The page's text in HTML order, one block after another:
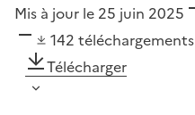
Mis à jour le 25 juin 2025
142 téléchargements
Télécharger